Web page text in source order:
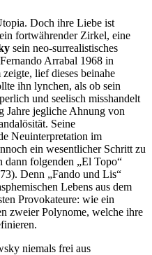
Doch ihre Liebe ist
fortwährender Zirkel, eine
sein neo-surrealistisches
Arrabal 1968 in
lief dieses beinahe
ihn lynchen, als ob sein
und seelisch misshandelt
Jahre jegliche Ahnung von
Seine
Neuinterpretation im
ein wesentlicher Schritt zu
dann folgenden „El Topo“
Denn „Fando und Lis“
Lebens aus dem
Provokateure: wie ein
zweier Polynome, welche ihre
niemals frei aus